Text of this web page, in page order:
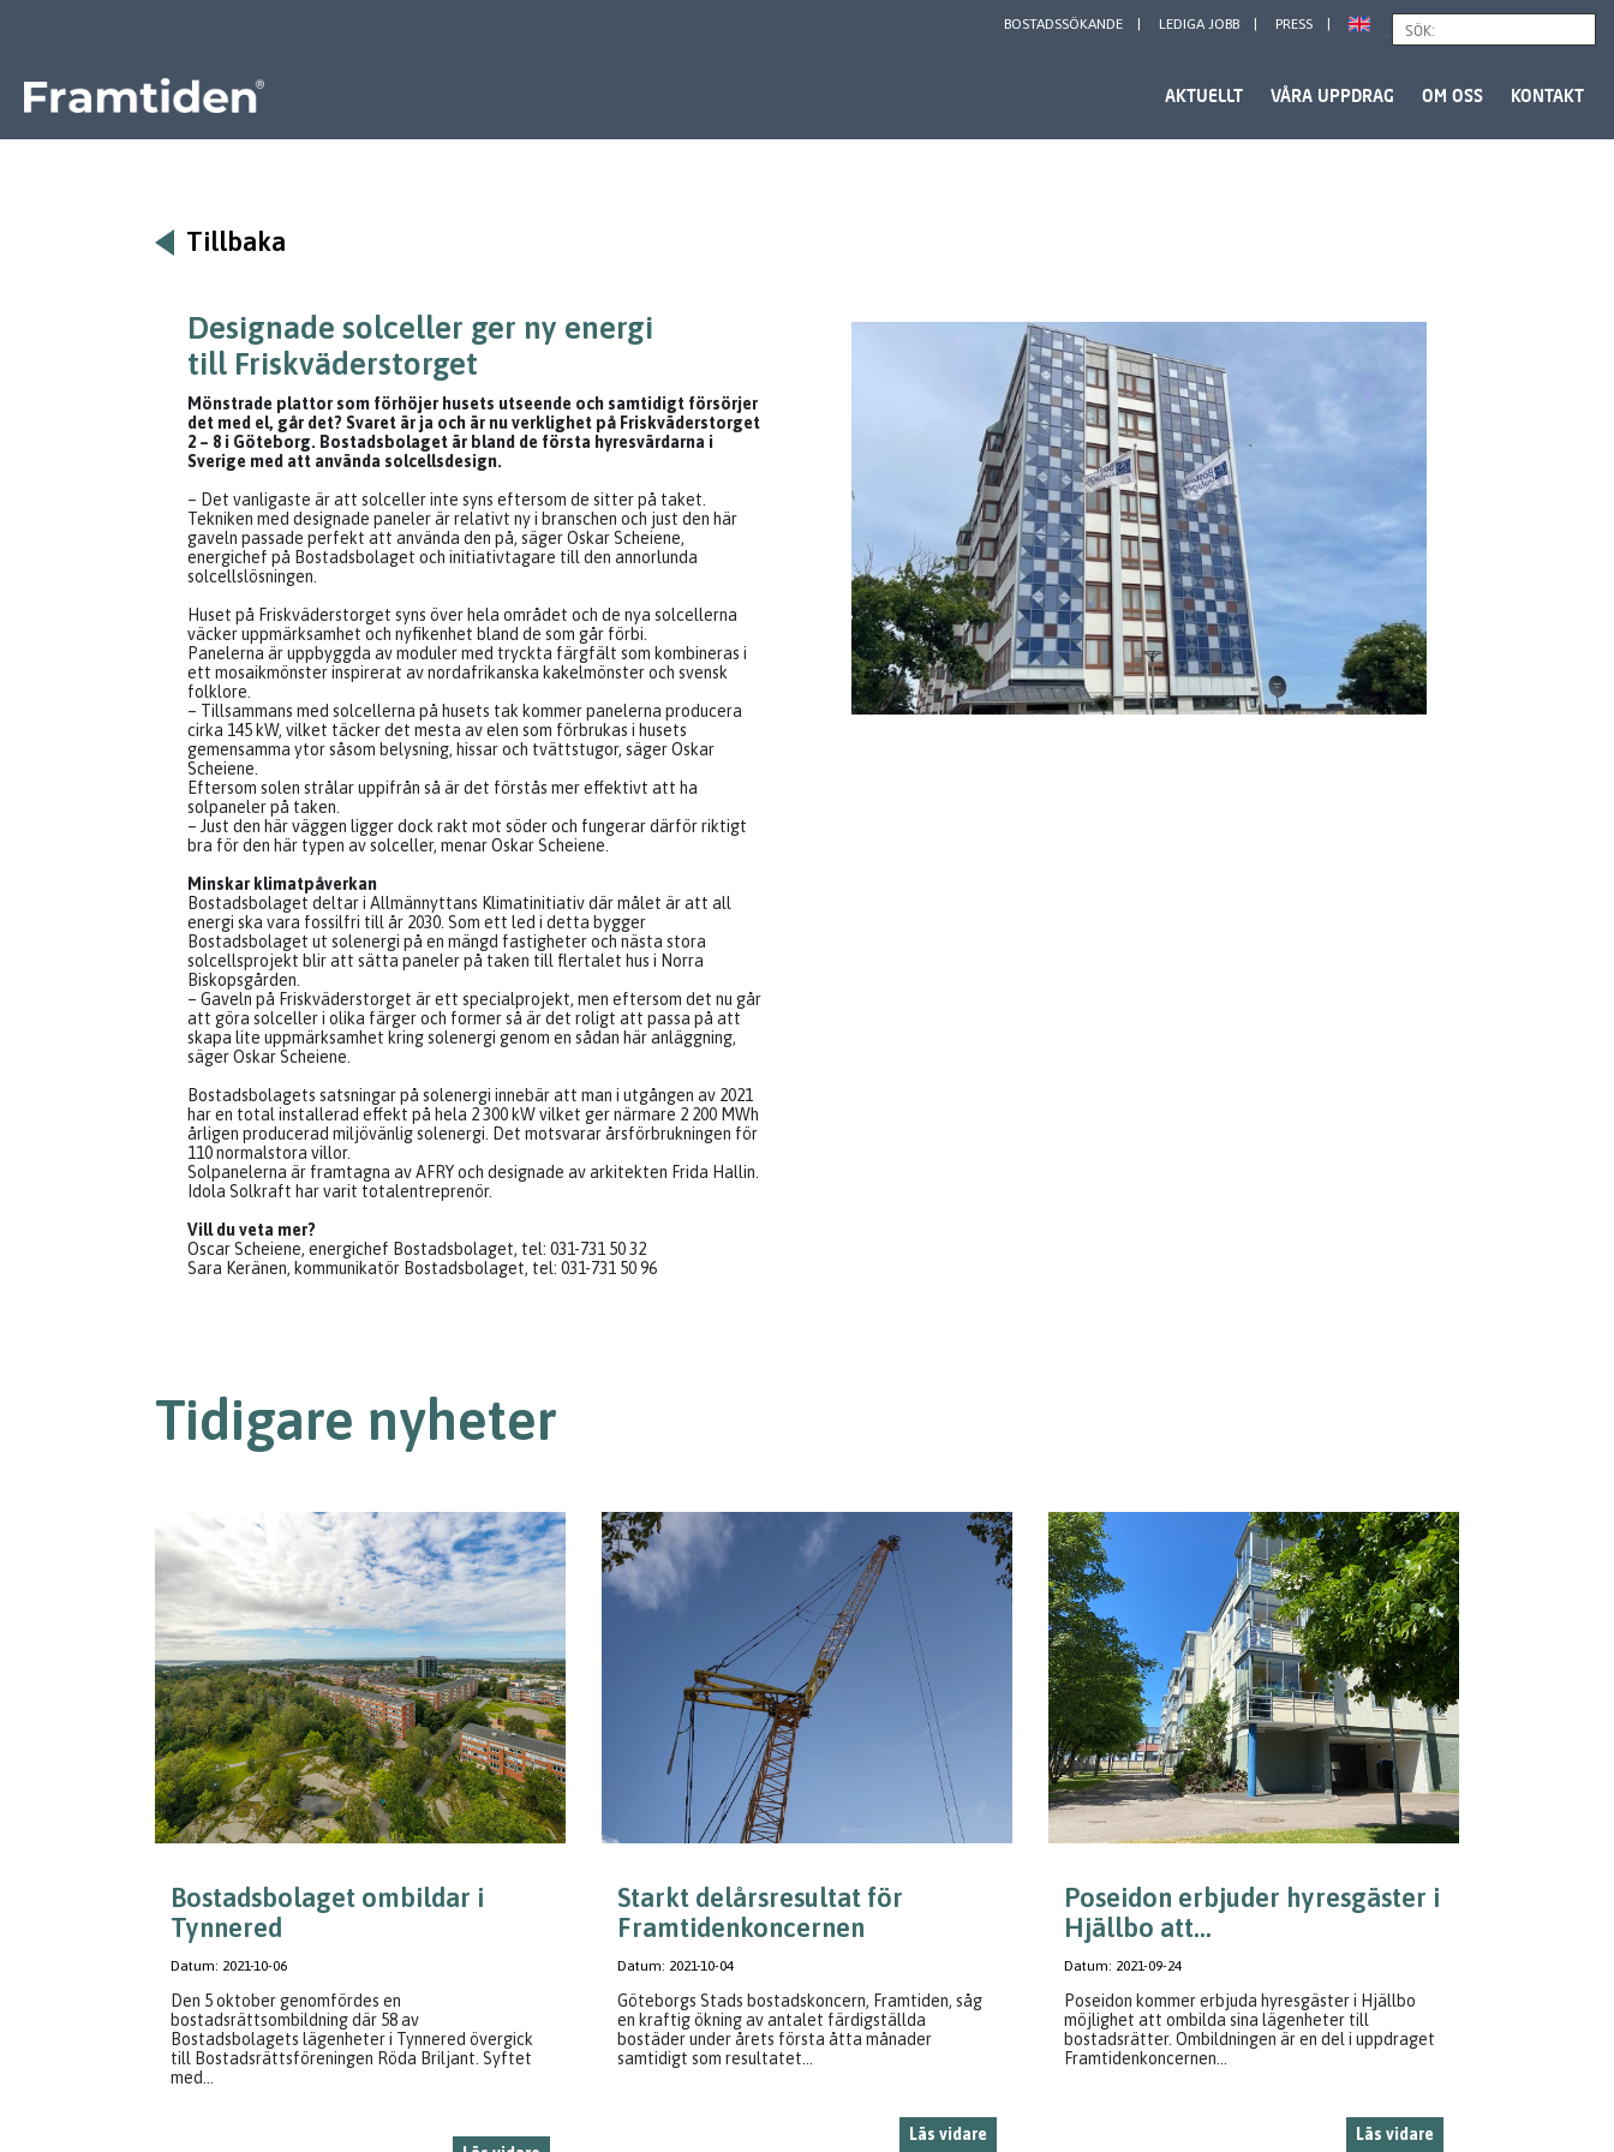
BOSTADSSÖKANDE LEDIGA JOBB PRESS
AKTUELLT VÅRA UPPDRAG OM OSS KONTAKT
Tillbaka
Designade solceller ger ny energi
till Friskväderstorget
Mönstrade plattor som förhöjer husets utseende och samtidigt försörjer
det med el, går det? Svaret är ja och är nu verklighet på Friskväderstorget
2 – 8 i Göteborg. Bostadsbolaget är bland de första hyresvärdarna i
Sverige med att använda solcellsdesign.
– Det vanligaste är att solceller inte syns eftersom de sitter på taket.
Tekniken med designade paneler är relativt ny i branschen och just den här
gaveln passade perfekt att använda den på, säger Oskar Scheiene,
energichef på Bostadsbolaget och initiativtagare till den annorlunda
solcellslösningen.
Huset på Friskväderstorget syns över hela området och de nya solcellerna
väcker uppmärksamhet och nyfikenhet bland de som går förbi.
Panelerna är uppbyggda av moduler med tryckta färgfält som kombineras i
ett mosaikmönster inspirerat av nordafrikanska kakelmönster och svensk
folklore.
– Tillsammans med solcellerna på husets tak kommer panelerna producera
cirka 145 kW, vilket täcker det mesta av elen som förbrukas i husets
gemensamma ytor såsom belysning, hissar och tvättstugor, säger Oskar
Scheiene.
Eftersom solen strålar uppifrån så är det förstås mer effektivt att ha
solpaneler på taken.
– Just den här väggen ligger dock rakt mot söder och fungerar därför riktigt
bra för den här typen av solceller, menar Oskar Scheiene.
Minskar klimatpåverkan
Bostadsbolaget deltar i Allmännyttans Klimatinitiativ där målet är att all
energi ska vara fossilfri till år 2030. Som ett led i detta bygger
Bostadsbolaget ut solenergi på en mängd fastigheter och nästa stora
solcellsprojekt blir att sätta paneler på taken till flertalet hus i Norra
Biskopsgården.
– Gaveln på Friskväderstorget är ett specialprojekt, men eftersom det nu går
att göra solceller i olika färger och former så är det roligt att passa på att
skapa lite uppmärksamhet kring solenergi genom en sådan här anläggning,
säger Oskar Scheiene.
Bostadsbolagets satsningar på solenergi innebär att man i utgången av 2021
har en total installerad effekt på hela 2 300 kW vilket ger närmare 2 200 MWh
årligen producerad miljövänlig solenergi. Det motsvarar årsförbrukningen för
110 normalstora villor.
Solpanelerna är framtagna av AFRY och designade av arkitekten Frida Hallin.
Idola Solkraft har varit totalentreprenör.
Vill du veta mer?
Oscar Scheiene, energichef Bostadsbolaget, tel: 031-731 50 32
Sara Keränen, kommunikatör Bostadsbolaget, tel: 031-731 50 96
Tidigare nyheter
Bostadsbolaget ombildar i
Tynnered
Datum: 2021-10-06
Den 5 oktober genomfördes en
bostadsrättsombildning där 58 av
Bostadsbolagets lägenheter i Tynnered övergick
till Bostadsrättsföreningen Röda Briljant. Syftet
med...
Starkt delårsresultat för
Framtidenkoncernen
Datum: 2021-10-04
Göteborgs Stads bostadskoncern, Framtiden, såg
en kraftig ökning av antalet färdigställda
bostäder under årets första åtta månader
samtidigt som resultatet...
Läs vidare
Poseidon erbjuder hyresgäster i
Hjällbo att...
Datum: 2021-09-24
Poseidon kommer erbjuda hyresgäster i Hjällbo
möjlighet att ombilda sina lägenheter till
bostadsrätter. Ombildningen är en del i uppdraget
Framtidenkoncernen...
Läs vidare